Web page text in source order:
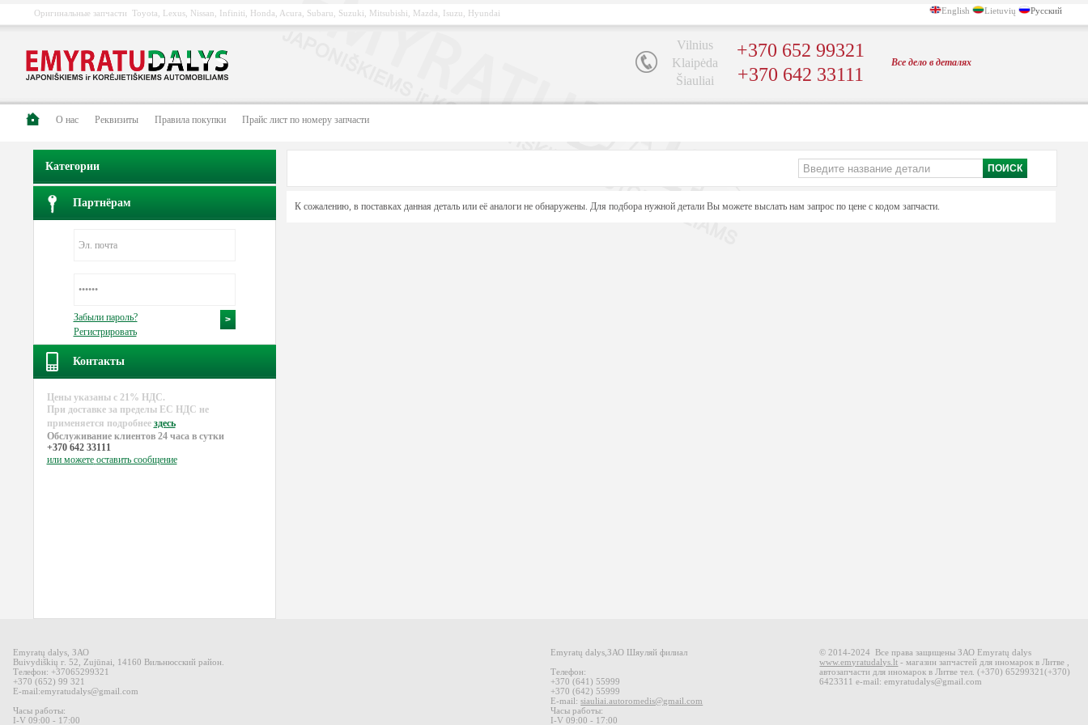
Оригинальные запчасти Toyota, Lexus, Nissan, Infiniti, Honda, Acura, Subaru, Suzuki, Mitsubishi, Mazda, Isuzu, Hyundai English Lietuvių Русский
Vilnius
Klaipėda
Šiauliai
+370 652 99321
+370 642 33111
Bсе дело в деталях
О нас Pеквизиты Правила покупки Прайс лист по номеру запчасти
Категории
Партнёрам
Забыли пароль?
Регистрировать
Контакты
Цены указаны с 21% НДС.
При доставке за пределы EC НДС не
применяется подробнее здесь
Обслуживание клиентов 24 часа в сутки
+370 642 33111
или можете оставить сообщение
К сожалению, в поставках данная деталь или её аналоги не обнаружены. Для подбора нужной детали Вы можете выслать нам запрос по цене с кодом запчасти.
Emyratų dalys, ЗАО
Buivydiškių г. 52, Zujūnai 14160 Вильнюсский район
Телефон: +37065299321
+370 (652) 99 321
E-mail:emyratudalys@gmail.com
Часы работы:
I-V 09:00 - 17:00
Emyratų dalys ,ЗАО Шяуляй филиал
Телефон:
+370 (641) 55999
+370 (642) 55999
E-mail: siauliai.autoromedis@gmail.com
Часы работы:
I-V 09:00 - 17:00
© 2014-2024 Все права защищены ЗАО Emyratų dalys
www.emyratudalys.lt - магазин запчастей для иномарок в Литве ,
автозапчасти для иномарок в Литве тел.(+370) 65299321(+370)
6423311 e-mail: emyratudalys@gmail.com